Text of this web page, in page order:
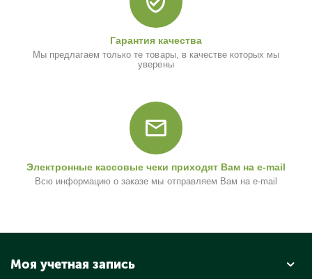
Гарантия качества
Мы предлагаем только те товары, в качестве которых мы
уверены
Электронные кассовые чеки приходят Вам на e-mail
Всю информацию о заказе мы отправляем Вам на e-mail
Моя учетная запись